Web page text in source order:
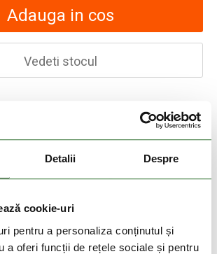
Detalii Despre
cookie-uri
pentru a personaliza conținutul și
a oferi funcții de rețele sociale și pentru
PRODUSULUI
Adauga in cos
Vedeti stocul
zile lucratoare